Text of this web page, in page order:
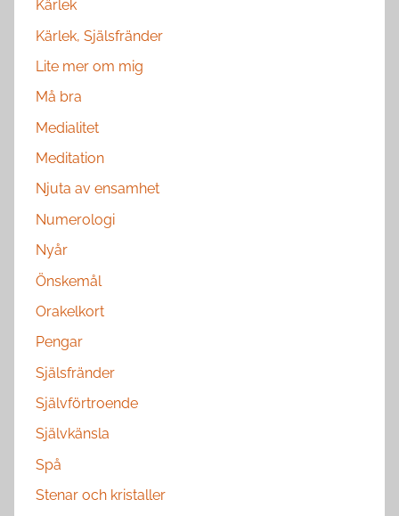
Kärlek
Kärlek, Själsfränder
Lite mer om mig
Må bra
Medialitet
Meditation
Njuta av ensamhet
Numerologi
Nyår
Önskemål
Orakelkort
Pengar
Själsfränder
Självförtroende
Självkänsla
Spå
Stenar och kristaller